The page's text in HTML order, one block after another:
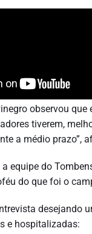
observou
tiverem,
a médio prazo”,
equipe do
do que foi o
desejando
e hospitalizadas: